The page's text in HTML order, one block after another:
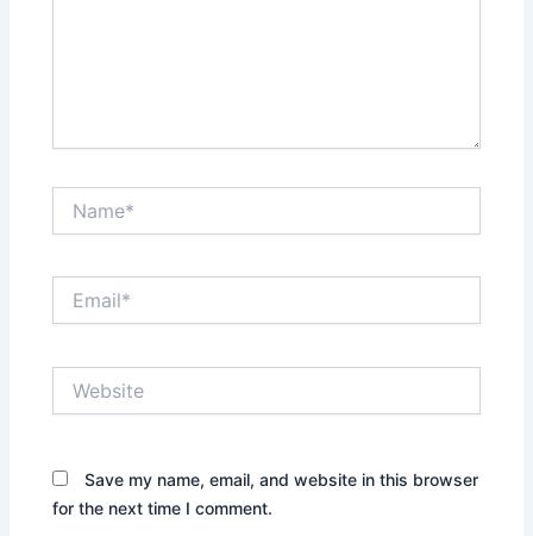
Save my name, email, and website in this browser
for the next time I comment.